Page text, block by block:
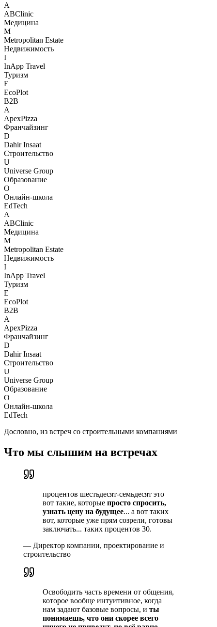
A
ABClinic
Медицина
M
Metropolitan Estate
Недвижимость
I
InApp Travel
Туризм
E
EcoPlot
B2B
A
ApexPizza
Франчайзинг
D
Dahir Insaat
Строительство
U
Universe Group
Образование
О
Онлайн-школа
EdTech
A
ABClinic
Медицина
M
Metropolitan Estate
Недвижимость
I
InApp Travel
Туризм
E
EcoPlot
B2B
A
ApexPizza
Франчайзинг
D
Dahir Insaat
Строительство
U
Universe Group
Образование
О
Онлайн-школа
EdTech
Дословно, из встреч со строительными компаниями
Что мы слышим на встречах
процентов шестьдесят-семьдесят это
вот такие, которые просто спросить,
узнать цену на будущее... а вот таких
вот, которые уже прям созрели, готовы
заключать... таких процентов 30.
— Директор компании, проектирование и
строительство
Освободить часть времени от общения,
которое вообще интуитивное, когда
нам задают базовые вопросы, и ты
понимаешь, что они скорее всего